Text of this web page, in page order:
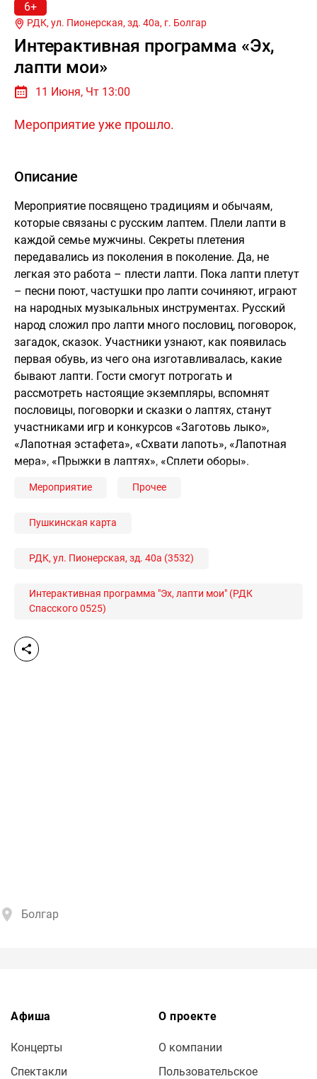
6+
РДК, ул. Пионерская, зд. 40а, г. Болгар
Интерактивная программа «Эх,
лапти мои»
11 Июня, Чт 13:00
Мероприятие уже прошло.
Описание
Мероприятие посвящено традициям и обычаям,
которые связаны с русским лаптем. Плели лапти в
каждой семье мужчины. Секреты плетения
передавались из поколения в поколение. Да, не
легкая это работа – плести лапти. Пока лапти плетут
– песни поют, частушки про лапти сочиняют, играют
на народных музыкальных инструментах. Русский
народ сложил про лапти много пословиц, поговорок,
загадок, сказок. Участники узнают, как появилась
первая обувь, из чего она изготавливалась, какие
бывают лапти. Гости смогут потрогать и
рассмотреть настоящие экземпляры, вспомнят
пословицы, поговорки и сказки о лаптях, станут
участниками игр и конкурсов «Заготовь лыко»,
«Лапотная эстафета», «Схвати лапоть», «Лапотная
мера», «Прыжки в лаптях», «Сплети оборы».
Мероприятие Прочее
Пушкинская карта
РДК, ул. Пионерская, зд. 40а (3532)
Интерактивная программа "Эх, лапти мои" (РДК
Спасского 0525)
Болгар
Афиша
Концерты
Спектакли
О проекте
О компании
Пользовательское